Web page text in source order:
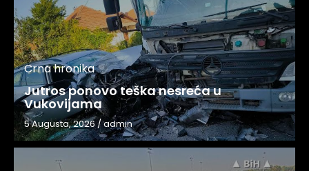
Crna hronika
Jutros ponovo teška nesreća u
Vukovijama
5 Augusta, 2026/admin